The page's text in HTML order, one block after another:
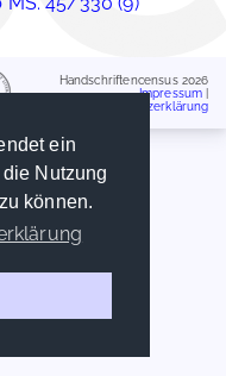
ein
Nutzung
können.
Handschriftencensus 2026
Impressum
Datenschutzerklärung